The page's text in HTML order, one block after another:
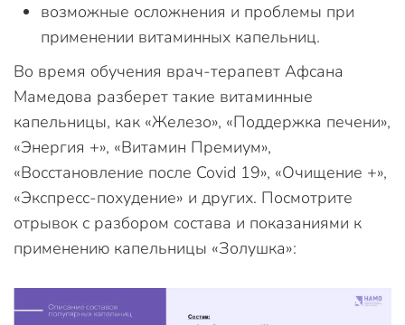
возможные осложнения и проблемы при
применении витаминных капельниц.
Во время обучения врач-терапевт Афсана
Мамедова разберет такие витаминные
капельницы, как «Железо», «Поддержка печени»,
«Энергия +», «Витамин Премиум»,
«Восстановление после Covid 19», «Очищение +»,
«Экспресс-похудение» и других. Посмотрите
отрывок с разбором состава и показаниями к
применению капельницы «Золушка»: